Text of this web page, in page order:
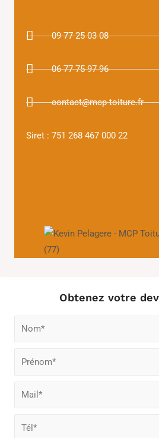
09 77 25 03 08
06 77 75 97 96
contact@mcp-toiture.fr
Siret : 751 268 467 000 22
Obtenez votre